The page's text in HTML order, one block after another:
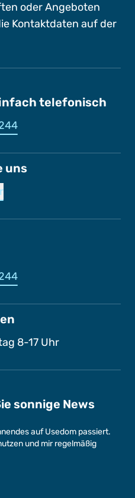
oder Angeboten
Kontaktdaten auf der
telefonisch
uns
8-17 Uhr
sonnige News
auf Usedom passiert.
und mir regelmäßig